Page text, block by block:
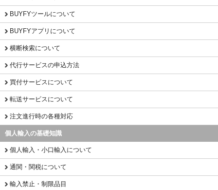
BUYFYツールについて
BUYFYアプリについて
横断検索について
代行サービスの申込方法
買付サービスについて
転送サービスについて
注文進行時の各種対応
個人輸入の基礎知識
個人輸入・小口輸入について
通関・関税について
輸入禁止・制限品目